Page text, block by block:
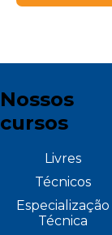
Nossos
cursos
Livres
Técnicos
Especialização
Técnica